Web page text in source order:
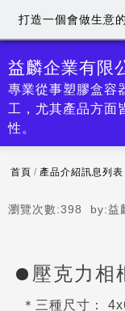
益麟企業有限
專業從事塑膠盒容
工，尤其產品方面
性。
首頁 / 產品介紹訊息列表
瀏覽次數:398 by:益
壓克力相
＊三種尺寸：
打造一個會做生意